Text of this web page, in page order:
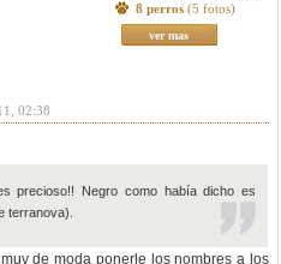
8 perros (5 fotos)
ver mas
02:38
precioso!! Negro como había dicho es
terranova).
de moda ponerle los nombres a los